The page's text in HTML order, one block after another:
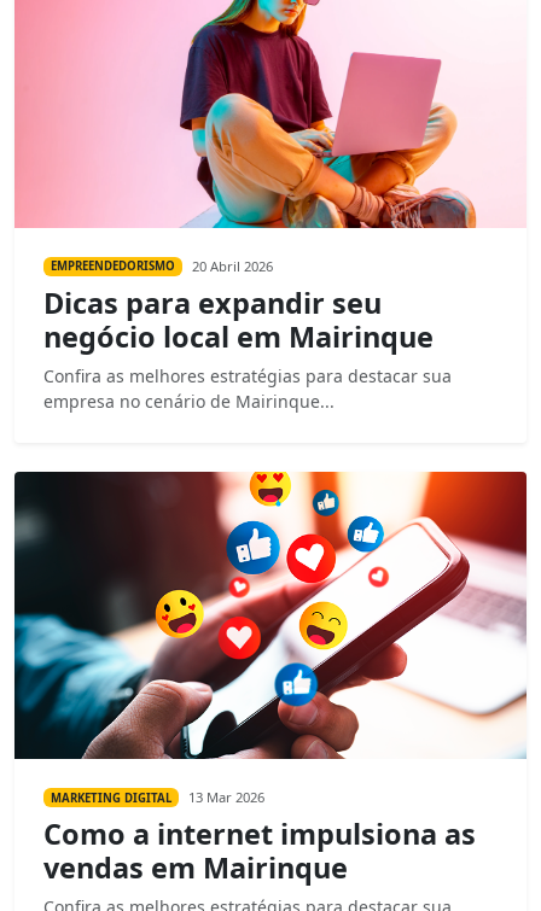
EMPREENDEDORISMO 20 Abril 2026
Dicas para expandir seu
negócio local em Mairinque
Confira as melhores estratégias para destacar sua
empresa no cenário de Mairinque...
MARKETING DIGITAL 13 Mar 2026
Como a internet impulsiona as
vendas em Mairinque